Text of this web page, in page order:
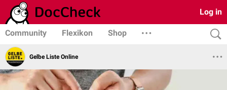
Log in
Community Flexikon Shop
Gelbe Liste Online